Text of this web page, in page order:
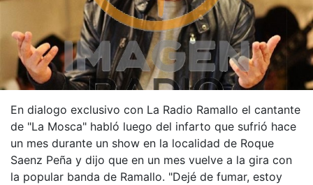
En dialogo exclusivo con La Radio Ramallo el cantante
de "La Mosca" habló luego del infarto que sufrió hace
un mes durante un show en la localidad de Roque
Saenz Peña y dijo que en un mes vuelve a la gira con
la popular banda de Ramallo. "Dejé de fumar, estoy